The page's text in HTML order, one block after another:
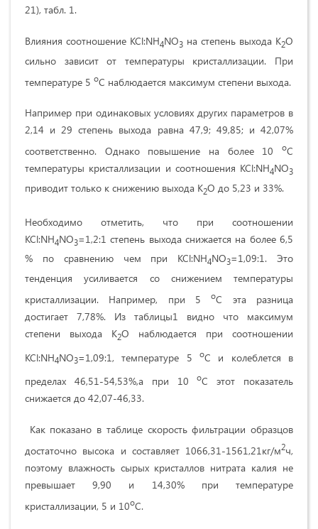
21), табл. 1.
Влияния соотношение KCl:NH4NO3 на степень выхода К2О
сильно зависит от температуры кристаллизации. При
температуре 5 оС наблюдается максимум степени выхода.
Например при одинаковых условиях других параметров в
2,14 и 29 степень выхода равна 47,9; 49,85; и 42,07%
соответственно. Однако повышение на более 10 оС
температуры кристаллизации и соотношения KCl:NH4NO3
приводит только к снижению выхода К2О до 5,23 и 33%.
Необходимо отметить, что при соотношении
KCl:NH4NO3=1,2:1 степень выхода снижается на более 6,5
% по сравнению чем при KCl:NH4NO3=1,09:1. Это
тенденция усиливается со снижением температуры
кристаллизации. Например, при 5оС эта разница
достигает 7,78%. Из таблицы1 видно что максимум
степени выхода К2О наблюдается при соотношении
KCl:NH4NO3=1,09:1, температуре 5 оС и колеблется в
пределах 46,51-54,53%,а при 10оС этот показатель
снижается до 42,07-46,33.
Как показано в таблице скорость фильтрации образцов
достаточно высока и составляет 1066,31-1561,21кг/м2ч,
поэтому влажность сырых кристаллов нитрата калия не
превышает 9,90 и 14,30% при температуре
кристаллизации, 5 и 10оС.